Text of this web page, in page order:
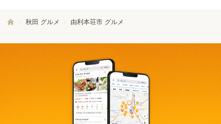
秋田 グルメ 由利本荘市 グルメ